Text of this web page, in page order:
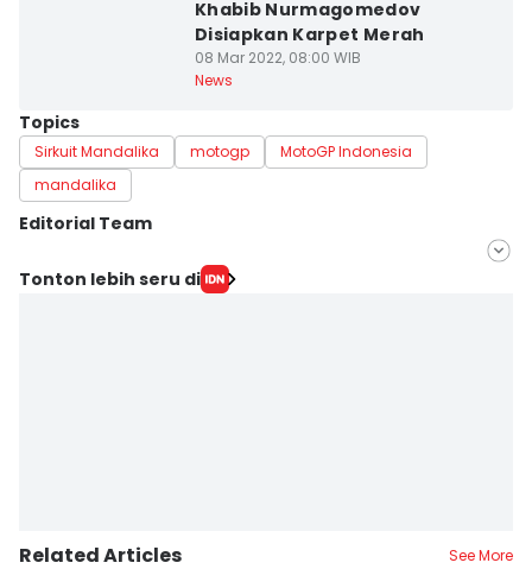
Khabib Nurmagomedov
Disiapkan Karpet Merah
08 Mar 2022, 08:00 WIB
News
Topics
Sirkuit Mandalika motogp
MotoGP Indonesia
mandalika
Editorial Team
Editor
Tonton lebih seru di
Related Articles See More